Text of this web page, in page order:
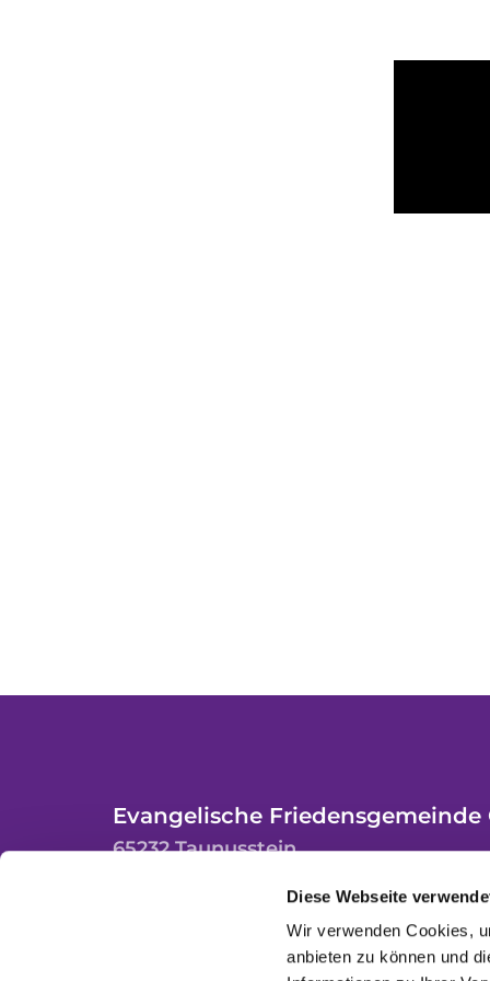
Diese Webseite
Wir verwenden Cookies,
anbieten zu können und
Evangelische Friedensgemeinde
65232 Taunusstein